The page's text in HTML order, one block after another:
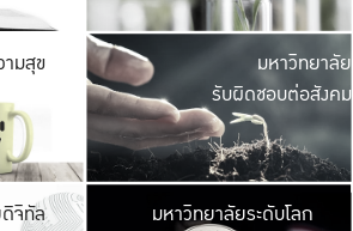
มสุข มหาวิ
ค
เปิดประ
และพบเรื่องราวใ
มหาวิทยาลัย
รับผิดชอบต่อสังคม
จิทัล มหาวิ
มหาวิทยาลัยระดับโลก